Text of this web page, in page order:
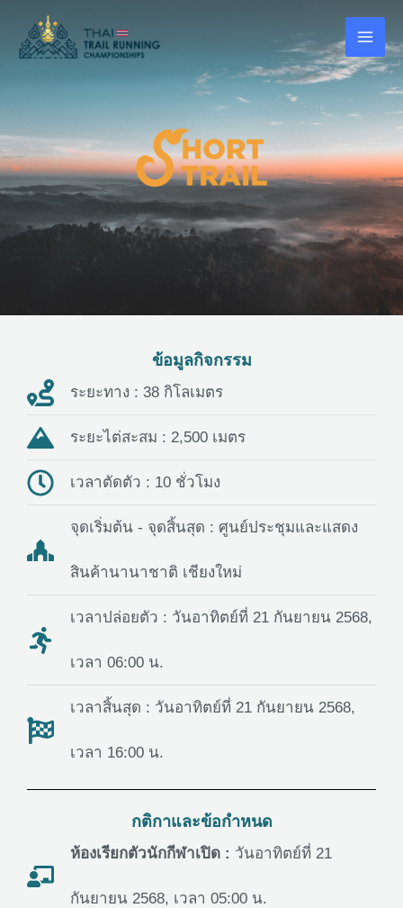
content
ข้อมูลกิจกรรม
ระยะทาง : 38 กิโลเมตร
ระยะไต่สะสม : 2,500 เมตร
เวลาตัดตัว : 10 ชั่วโมง
จุดเริ่มต้น - จุดสิ้นสุด : ศูนย์ประชุมและแสดง
สินค้านานาชาติ เชียงใหม่
เวลาปล่อยตัว : วันอาทิตย์ที่ 21 กันยายน 2568,
เวลา 06:00 น.
เวลาสิ้นสุด : วันอาทิตย์ที่ 21 กันยายน 2568,
เวลา 16:00 น.
กติกาและข้อกำหนด
ห้องเรียกตัวนักกีฬาเปิด : วันอาทิตย์ที่ 21
กันยายน 2568, เวลา 05:00 น.